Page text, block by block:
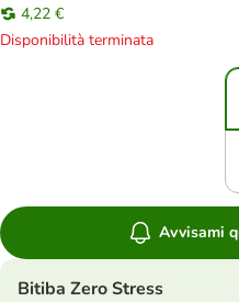
4,22 €
Disponibilità terminata
Avvisami
Bitiba Zero Stress